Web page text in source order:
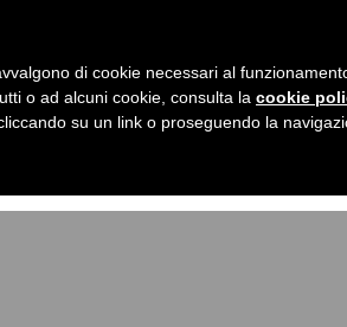
cinquezerocinque1/single.php
www/wp-content/themes/
di cookie necessari al
o ad alcuni cookie, consulta la cookie
su un link o proseguendo la